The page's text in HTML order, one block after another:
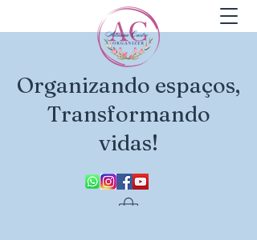
Organizando espaços,
Transformando
vidas!